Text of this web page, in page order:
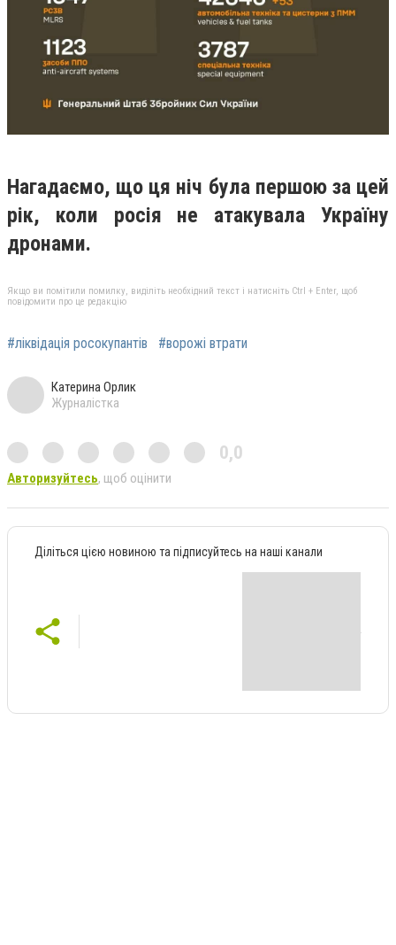
Нагадаємо, що ця ніч була першою за цей
рік, коли росія не атакувала Україну
дронами.
Якщо ви помітили помилку, виділіть необхідний текст і натисніть Ctrl + Enter, щоб
повідомити про це редакцію
#ліквідація росокупантів #ворожі втрати
Катерина Орлик
Журналістка
0,0
Авторизуйтесь, щоб оцінити
Діліться цією новиною та підписуйтесь на наші канали